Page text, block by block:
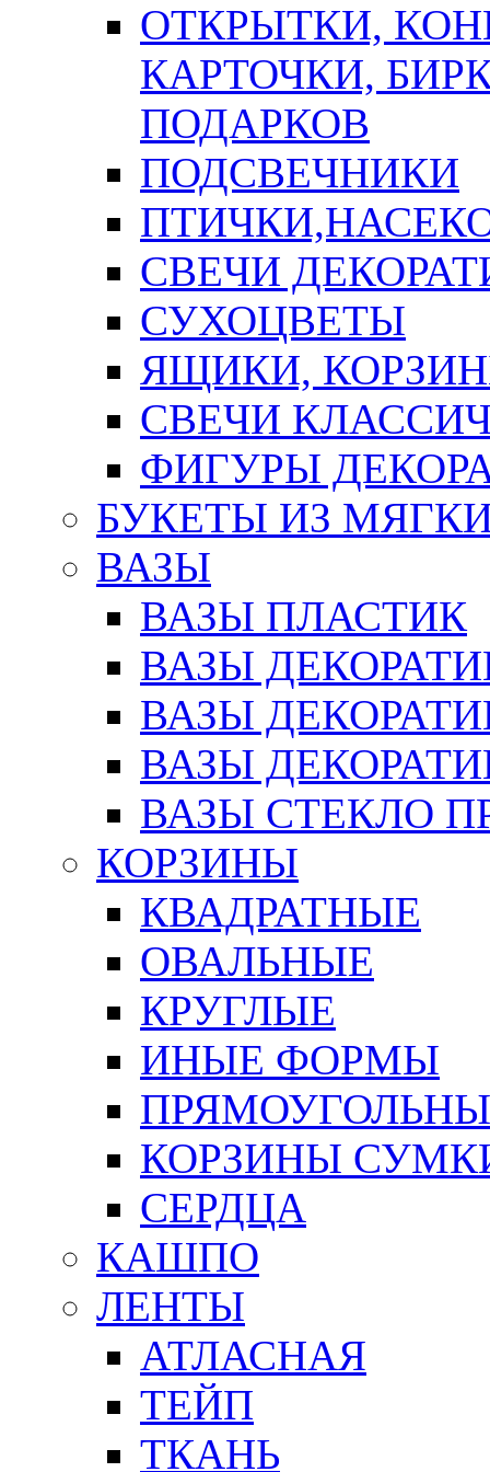
ОТКРЫТКИ,
КАРТОЧКИ,
ПОДАРКОВ
ПОДСВЕЧНИКИ
СВЕЧИ
СУХОЦВЕТЫ
ЯЩИКИ,
СВЕЧИ
ФИГУРЫ
БУКЕТЫ ИЗ
ВАЗЫ
ВАЗЫ ПЛАСТИК
ВАЗЫ
ВАЗЫ
ВАЗЫ
ВАЗЫ СТЕКЛО
КОРЗИНЫ
КВАДРАТНЫЕ
ОВАЛЬНЫЕ
КРУГЛЫЕ
ИНЫЕ ФОРМЫ
КОРЗИНЫ
СЕРДЦА
КАШПО
ЛЕНТЫ
АТЛАСНАЯ
ТЕЙП
ТКАНЬ